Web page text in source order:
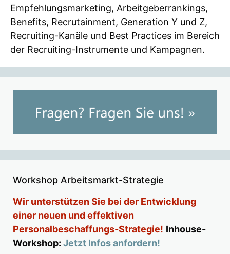
Empfehlungsmarketing, Arbeitgeberrankings,
Benefits, Recrutainment, Generation Y und Z,
Recruiting-Kanäle und Best Practices im Bereich
der Recruiting-Instrumente und Kampagnen.
Workshop Arbeitsmarkt-Strategie
Wir unterstützen Sie bei der Entwicklung
einer neuen und effektiven
Personalbeschaffungs-Strategie! Inhouse-
Workshop: Jetzt Infos anfordern!